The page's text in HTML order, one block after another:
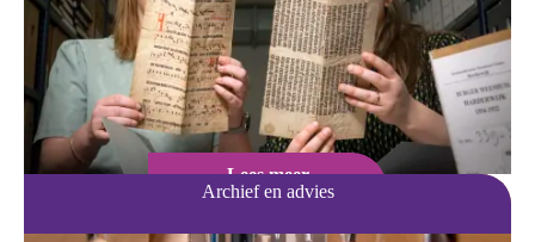
Lees meer
Archief en advies